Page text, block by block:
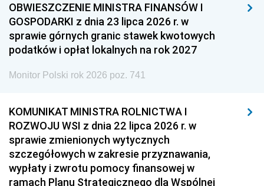
OBWIESZCZENIE MINISTRA FINANSÓW I
GOSPODARKI z dnia 23 lipca 2026 r. w
sprawie górnych granic stawek kwotowych
podatków i opłat lokalnych na rok 2027
Monitor Polski rok 2026 poz. 741
KOMUNIKAT MINISTRA ROLNICTWA I
ROZWOJU WSI z dnia 22 lipca 2026 r. w
sprawie zmienionych wytycznych
szczegółowych w zakresie przyznawania,
wypłaty i zwrotu pomocy finansowej w
ramach Planu Strategicznego dla Wspólnej